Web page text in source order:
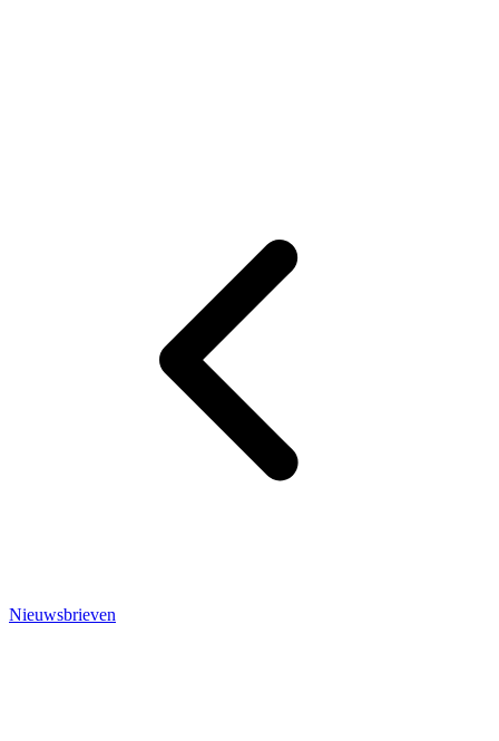
Nieuwsbrieven